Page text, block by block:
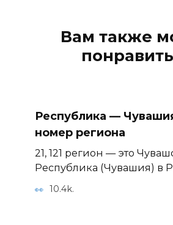
Вам также
Республика —
номер региона
21, 121 регион — это
Республика (Чувашия) в
10.4k.